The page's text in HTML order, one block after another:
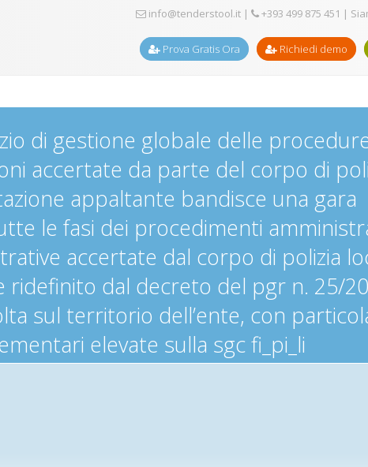
info@tenderstool.it | +393 499 875 451 |
Prova Gratis Ora Richiedi demo
di gestione globale delle
accertate da parte del corpo di
appaltante bandisce una gara
le fasi dei procedimenti
accertate dal corpo di polizia
dal decreto del pgr n. 25/
sul territorio dell’ente, con
elevate sulla sgc fi_pi_li